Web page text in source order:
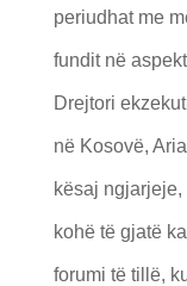
periudhat me
fundit në
Drejtori
në Kosovë,
kësaj
kohë të gjatë
forumi të tillë,